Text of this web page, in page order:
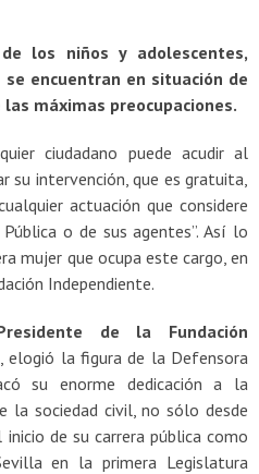
los niños y adolescentes,
encuentran en situación de
máximas preocupaciones.
ciudadano puede acudir al
su intervención, que es gratuita,
actuación que considere
o de sus agentes”. Así lo
mujer que ocupa este cargo, en
Independiente.
de la Fundación
, elogió la figura de la Defensora
su enorme dedicación a la
la sociedad civil, no sólo desde
de su carrera pública como
en la primera Legislatura